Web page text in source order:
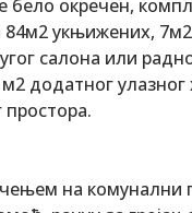
бело окречен,
укњижених,
салона или
додатног
простора.
на комунални